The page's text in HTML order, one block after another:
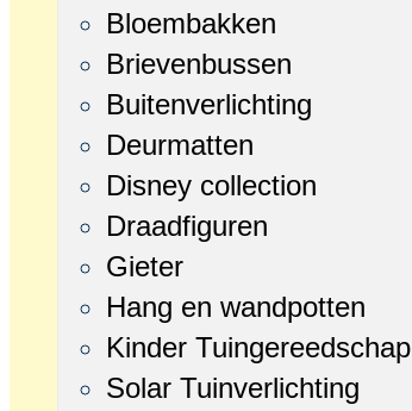
Bloembakken
Brievenbussen
Buitenverlichting
Deurmatten
Disney collection
Draadfiguren
Gieter
Hang en wandpotten
Kinder Tuingereedschap
Solar Tuinverlichting